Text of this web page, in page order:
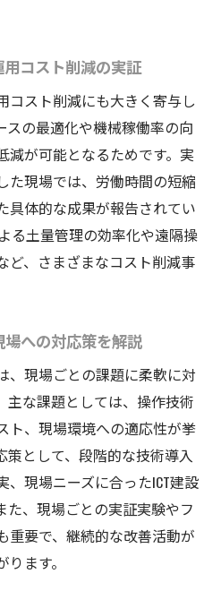
コスト削減の実証
コスト削減にも大きく寄与し
スの最適化や機械稼働率の向
減が可能となるためです。実
た現場では、労働時間の短縮
具体的な成果が報告されてい
る土量管理の効率化や遠隔操
ど、さまざまなコスト削減事
への対応策を解説
、現場ごとの課題に柔軟に対
主な課題としては、操作技術
ト、現場環境への適応性が挙
策として、段階的な技術導入
現場ニーズに合ったICT建設
た、現場ごとの実証実験やフ
重要で、継続的な改善活動が
ます。